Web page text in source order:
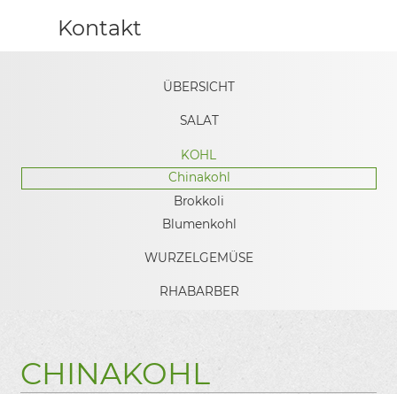
Kontakt
ÜBERSICHT
SALAT
KOHL
Chinakohl
Brokkoli
Blumenkohl
WURZELGEMÜSE
RHABARBER
CHINAKOHL